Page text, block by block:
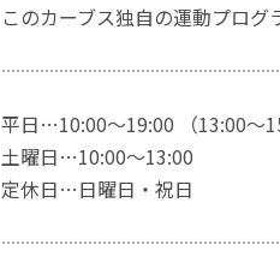
このカーブス独自の運動プログ
平日…10:00～19:00 （13:00～
土曜日…10:00～13:00
定休日…日曜日・祝日